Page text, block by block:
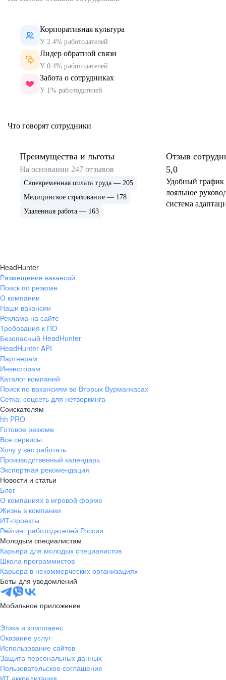
Корпоративная культура
У 2.4% работодателей
Лидер обратной связи
У 0.4% работодателей
Забота о сотрудниках
У 1% работодателей
Что говорят сотрудники
Преимущества и льготы
На основании 247 отзывов
Своевременная оплата труда — 205
Медицинское страхование — 178
Удаленная работа — 163
Отзыв
5,0
Удобный график
лояльное
система
HeadHunter
Размещение вакансий
Поиск по резюме
О компании
Наши вакансии
Реклама на сайте
Требования к ПО
Безопасный HeadHunter
HeadHunter API
Партнерам
Инвесторам
Каталог компаний
Поиск по вакансиям во Вторых Вурманкасах
Сетка: соцсеть для нетворкинга
Соискателям
hh PRO
Готовое резюме
Все сервисы
Хочу у вас работать
Производственный календарь
Экспертная рекомендация
Новости и статьи
Блог
О компаниях в игровой форме
Жизнь в компании
ИТ-проекты
Рейтинг работодателей России
Молодым специалистам
Карьера для молодых специалистов
Школа программистов
Карьера в некоммерческих организациях
Боты для уведомлений
Мобильное приложение
Этика и комплаенс
Оказание услуг
Использование сайтов
Защита персональных данных
Пользовательское соглашение